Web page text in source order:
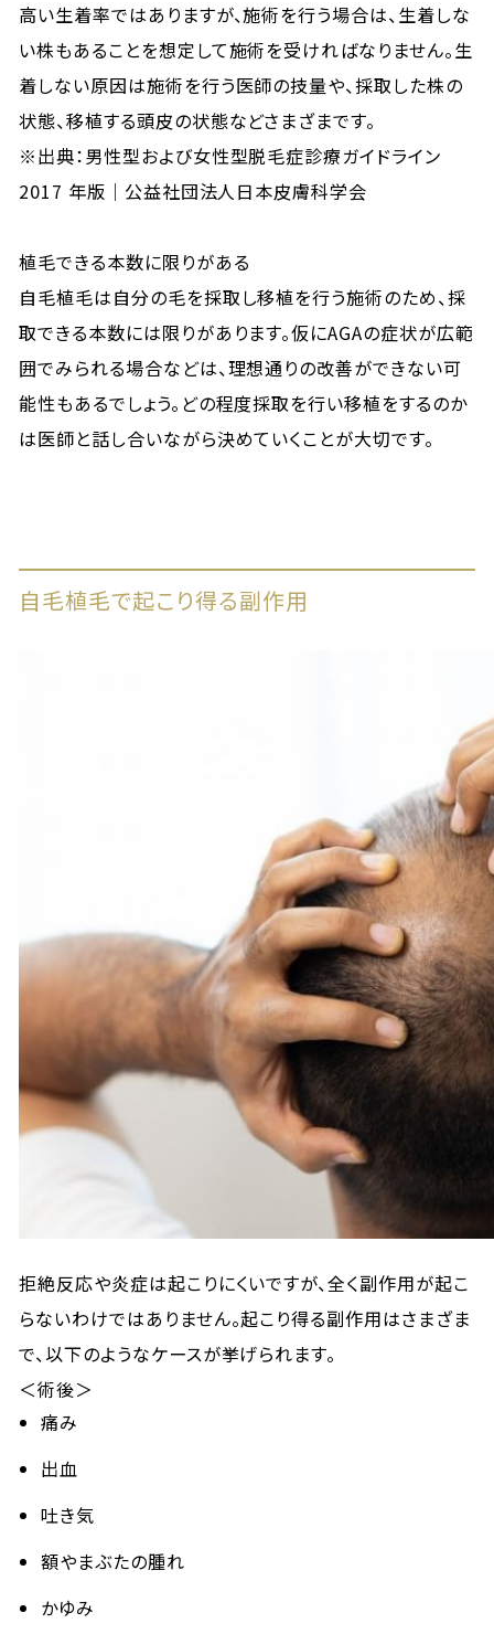
高い生着率ではありますが、施術を行う場合は、生着しな
い株もあることを想定して施術を受ければなりません。生
着しない原因は施術を行う医師の技量や、採取した株の
状態、移植する頭皮の状態などさまざまです。
※出典：男性型および女性型脱毛症診療ガイドライン
2017 年版｜公益社団法人日本皮膚科学会
植毛できる本数に限りがある
自毛植毛は自分の毛を採取し移植を行う施術のため、採
取できる本数には限りがあります。仮にAGAの症状が広範
囲でみられる場合などは、理想通りの改善ができない可
能性もあるでしょう。どの程度採取を行い移植をするのか
は医師と話し合いながら決めていくことが大切です。
自毛植毛で起こり得る副作用
拒絶反応や炎症は起こりにくいですが、全く副作用が起こ
らないわけではありません。起こり得る副作用はさまざま
で、以下のようなケースが挙げられます。
＜術後＞
痛み
出血
吐き気
額やまぶたの腫れ
かゆみ